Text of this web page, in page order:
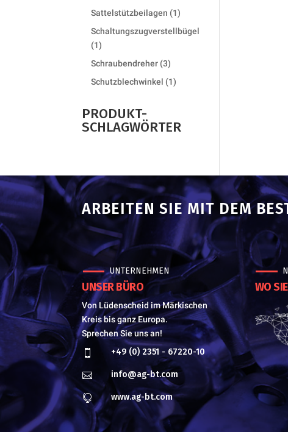
products
Sattelstützbeilagen 11
product
Schaltungszugverstellbügel
11
product
Schraubendreher 33
products
Schutzblechwinkel 11
PRODUKT-
SCHLAGWÖRTER
ARBEITEN SIE MIT DEM
UNTERNEHMEN
UNSER BÜRO
Von Lüdenscheid im Märkischen
Kreis bis ganz Europa.
Sprechen Sie uns an!
 +49 (0) 2351 - 67220-10
 info@ag-bt.com
 www.ag-bt.com
WO